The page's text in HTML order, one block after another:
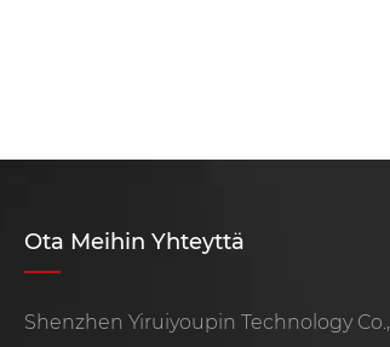
Ota Meihin Yhteyttä
Shenzhen Yiruiyoupin Technology Co.,